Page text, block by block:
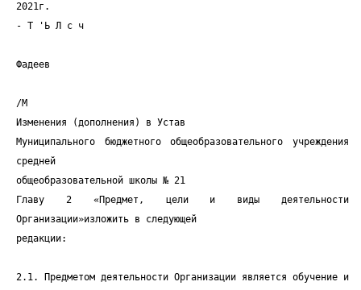
2021г.
- Т 'Ь Л с ч
Фадеев
/М
Изменения (дополнения) в Устав
Муниципального бюджетного общеобразовательного учреждения
средней
общеобразовательной школы № 21
Главу 2 «Предмет, цели и виды деятельности
Организации»изложить в следующей
редакции:
2.1. Предметом деятельности Организации является обучение и